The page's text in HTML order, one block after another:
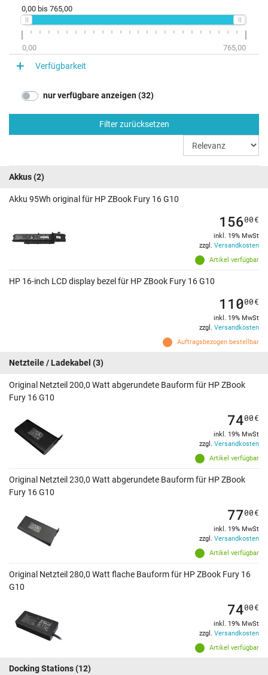
0,00 bis 765,00
0,00 765,00
Verfügbarkeit
nur verfügbare anzeigen (32)
Filter zurücksetzen
Akkus(2)
Akku 95Wh original für HP ZBook Fury 16 G10
Artikel verfügbar
15600€
inkl. 19% MwSt
zzgl. Versandkosten
HP 16-inch LCD display bezel für HP ZBook Fury 16 G10
Auftragsbezogen bestellbar
11000€
inkl. 19% MwSt
zzgl. Versandkosten
Netzteile / Ladekabel (3)
Original Netzteil 200,0 Watt abgerundete Bauform für HP ZBook
Fury 16 G10
Artikel verfügbar
7400€
inkl. 19% MwSt
zzgl. Versandkosten
Original Netzteil 230,0 Watt abgerundete Bauform für HP ZBook
Fury 16 G10
Artikel verfügbar
7700€
inkl. 19% MwSt
zzgl. Versandkosten
Original Netzteil 280,0 Watt flache Bauform für HP ZBook Fury 16
G10
Artikel verfügbar
7400€
inkl. 19% MwSt
zzgl. Versandkosten
Docking Stations(12)